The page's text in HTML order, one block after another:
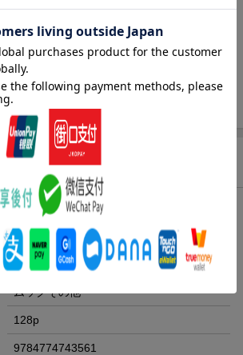
込)
）
とも買い物かごに入れる
2024年02月21日
コスミックムック
コスミック出版
ムックその他
128p
9784774743561